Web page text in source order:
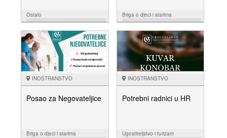
Ostalo
NUDIM
Briga o djeci i starima
NUDIM
INOSTRANSTVO
Posao za Negovateljice
Briga o djeci i starima
INOSTRANSTVO
Potrebni radnici u HR
Ugostiteljstvo i turizam